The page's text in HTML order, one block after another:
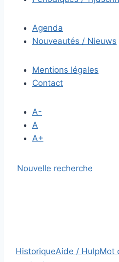
Agenda
Nouveautés / Nieuws
Mentions légales
Contact
A-
A
A+
Nouvelle recherche
HistoriqueAide / HulpMot